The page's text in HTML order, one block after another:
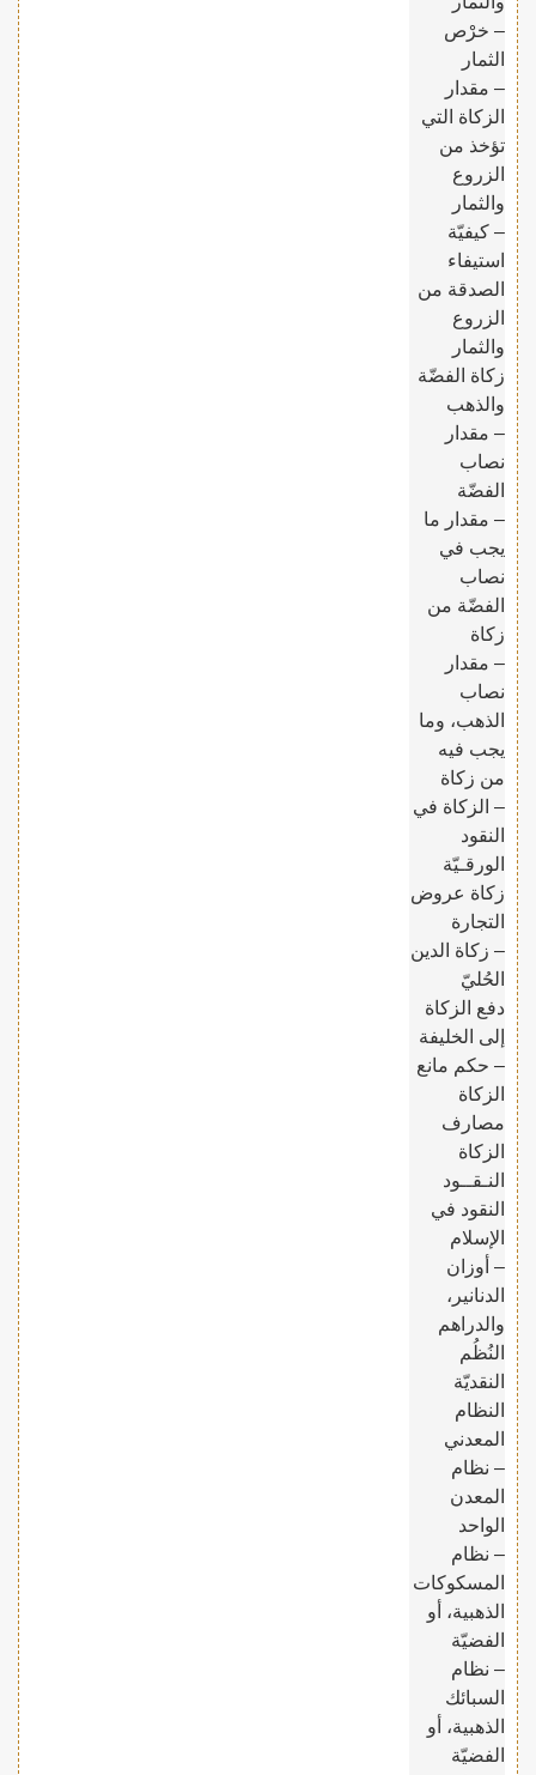
– خرْص
الثمار
– مقدار
الزكاة التي
تؤخذ من
الزروع
والثمار
– كيفيّة
استيفاء
الصدقة من
الزروع
والثمار
زكاة الفضّة
والذهب
– مقدار
نصاب
الفضّة
– مقدار ما
يجب في
نصاب
الفضّة من
زكاة
– مقدار
نصاب
الذهب، وما
يجب فيه
من زكاة
– الزكاة في
النقود
الورقـيّة
زكاة عروض
التجارة
– زكاة الدين
الحُليّ
دفع الزكاة
إلى الخليفة
– حكم مانع
الزكاة
مصارف
الزكاة
النـقــود
النقود في
الإسلام
– أوزان
الدنانير،
والدراهم
النُظُم
النقديّة
النظام
المعدني
– نظام
المعدن
الواحد
– نظام
المسكوكات
الذهبية، أو
الفضيّة
– نظام
السبائك
الذهبية، أو
الفضيّة